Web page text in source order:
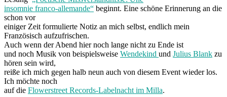
insomnie franco-allemande“ beginnt. Eine schöne Erinnerung an die
schon vor
einiger Zeit formulierte Notiz an mich selbst, endlich mein
Französisch aufzufrischen.
Auch wenn der Abend hier noch lange nicht zu Ende ist
und noch Musik von beispielsweise Wendekind und Julius Blank zu
hören sein wird,
reiße ich mich gegen halb neun auch von diesem Event wieder los.
Ich möchte noch
auf die Flowerstreet Records-Labelnacht im Milla.